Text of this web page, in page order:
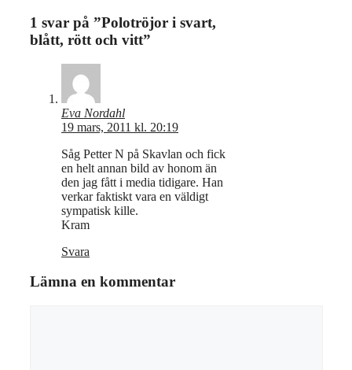
1 svar på ”Polotröjor i svart,
blått, rött och vitt”
Eva Nordahl
19 mars, 2011 kl. 20:19
Såg Petter N på Skavlan och fick
en helt annan bild av honom än
den jag fått i media tidigare. Han
verkar faktiskt vara en väldigt
sympatisk kille.
Kram
Svara
Lämna en kommentar